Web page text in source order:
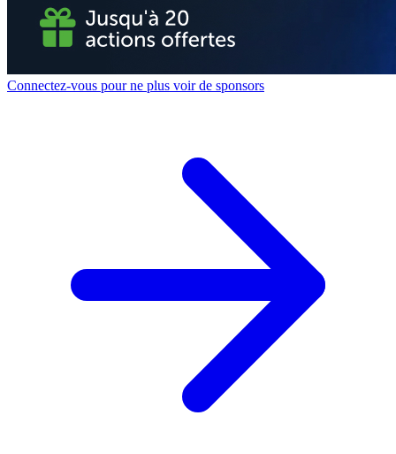
Connectez-vous pour ne plus voir de sponsors